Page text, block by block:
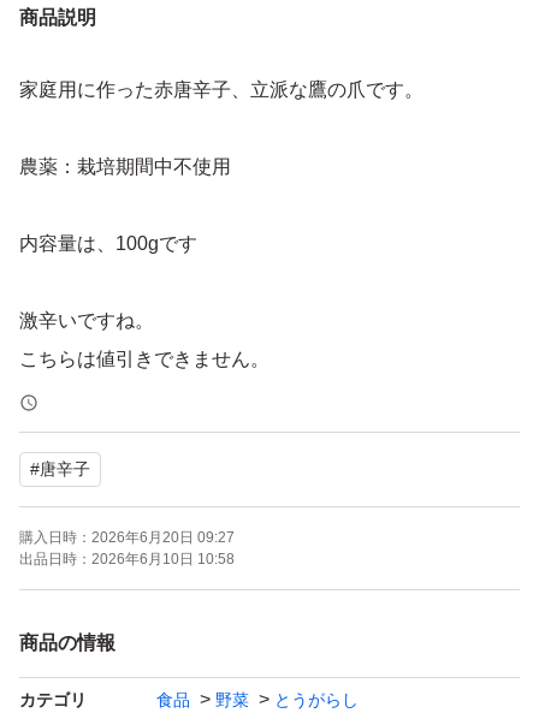
商品説明
家庭用に作った赤唐辛子、立派な鷹の爪です。
農薬：栽培期間中不使用
内容量は、100gです
激辛いですね。
こちらは値引きできません。
どうぞ宜しくお願い申し上げます。
#無農薬野菜
#完熟鷹の爪
#乾燥唐辛子
#ペペロンチーノの材料
#唐辛子
購入日時： 2026年6月20日 09:27
出品日時： 2026年6月10日 10:58
商品の情報
カテゴリ 食品 野菜 とうがらし